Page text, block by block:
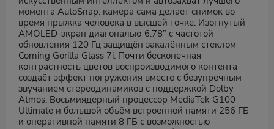
момента AutoSnap: камера сама делает снимок во
время прыжка человека в высшей точке. Изогнутый
AMOLED-экран диагональю 6.78” c частотой
обновления 120 Гц защищён закалённым стеклом
Corning Gorilla Glass 7i. Почти бесконечная
контрастность цветов воспроизводимого контента
создаёт эффект погружения вместе с безупречным
звучанием стереодинамиков с поддержкой Dolby
Atmos. Восьмиядерный процессор MediaTek G100
Ultimate и большой объём встроенной памяти 256 ГБ
и оперативной памяти 8 ГБ с возможностью